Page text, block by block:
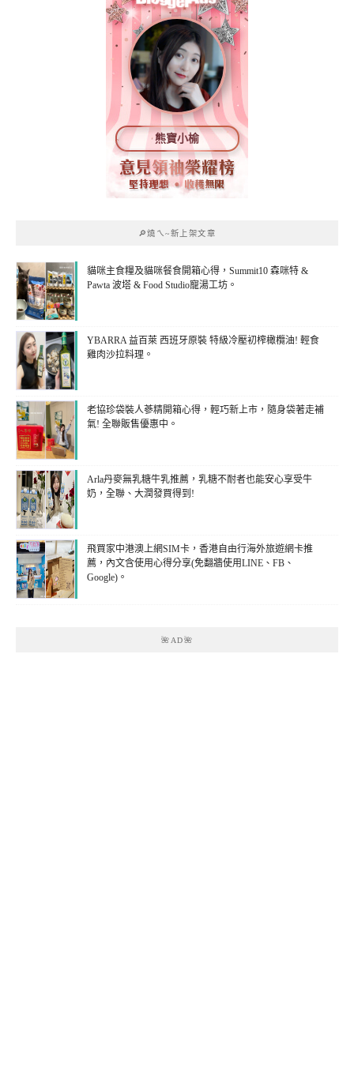
熊寶小榆
🔎燒ㄟ~新上架文章
貓咪主食糧及貓咪餐食開箱心得，Summit10 森咪特 &
Pawta 波塔 & Food Studio寵湯工坊。
YBARRA 益百萊 西班牙原裝 特級冷壓初榨橄欖油! 輕食
雞肉沙拉料理。
老協珍袋裝人蔘精開箱心得，輕巧新上市，隨身袋著走補
氣! 全聯販售優惠中。
Arla丹麥無乳糖牛乳推薦，乳糖不耐者也能安心享受牛
奶，全聯、大潤發買得到!
飛買家中港澳上網SIM卡，香港自由行海外旅遊網卡推
薦，內文含使用心得分享(免翻牆使用LINE、FB、
Google)。
🌺AD🌺